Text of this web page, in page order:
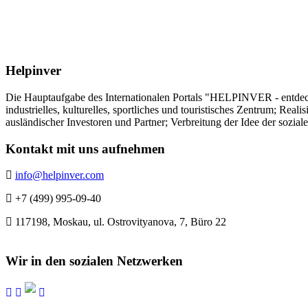
Helpinver
Die Hauptaufgabe des Internationalen Portals "HELPINVER -
industrielles, kulturelles, sportliches und touristisches Zentrum;
ausländischer Investoren und Partner; Verbreitung der Idee der
Kontakt mit uns aufnehmen
info@helpinver.com
+7 (499) 995-09-40
117198, Moskau, ul. Ostrovityanova, 7, Büro 22
Wir in den sozialen Netzwerken